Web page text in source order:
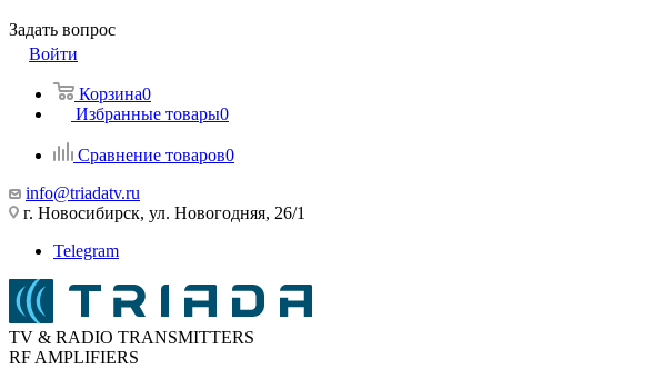
Задать вопрос
Войти
Корзина0
Избранные товары0
Сравнение товаров0
info@triadatv.ru
г. Новосибирск, ул. Новогодняя, 26/1
Telegram
TV & RADIO TRANSMITTERS
RF AMPLIFIERS